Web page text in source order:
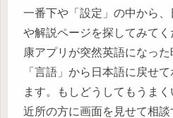
一番下や「設定」の中から
や解説ページを探してみて
康アプリが突然英語になっ
「言語」から日本語に戻せ
ます。もしどうしてもうま
近所の方に画面を見せて相